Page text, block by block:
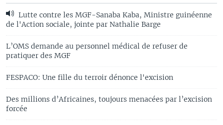
Lutte contre les MGF-Sanaba Kaba, Ministre guinéenne
de l'Action sociale, jointe par Nathalie Barge
L’OMS demande au personnel médical de refuser de
pratiquer des MGF
FESPACO: Une fille du terroir dénonce l'excision
Des millions d’Africaines, toujours menacées par l’excision
forcée